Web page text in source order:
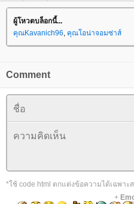
ผู้โหวตบล็อกนี้...
คุณKavanich96, คุณโอน่าจอมซ่าส์
Comment
*ใช้ code html ตกแต่งข้อความได้เฉพาะ
+